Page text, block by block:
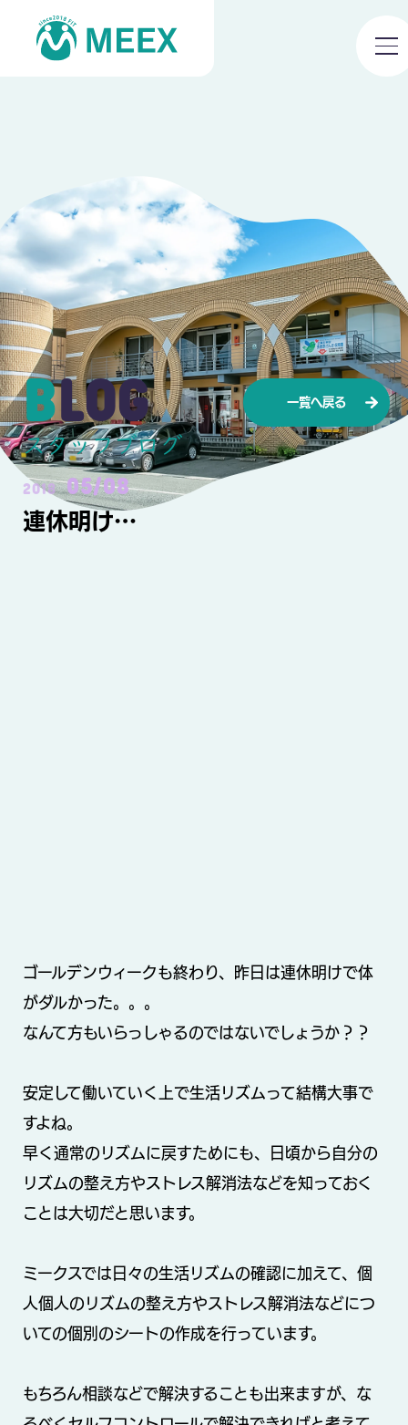
BLOG
スタッフブログ
一覧へ戻る
2018 05/08
連休明け…
ゴールデンウィークも終わり、昨日は連休明けで体
がダルかった。。。
なんて方もいらっしゃるのではないでしょうか？？
安定して働いていく上で生活リズムって結構大事で
すよね。
早く通常のリズムに戻すためにも、日頃から自分の
リズムの整え方やストレス解消法などを知っておく
ことは大切だと思います。
ミークスでは日々の生活リズムの確認に加えて、個
人個人のリズムの整え方やストレス解消法などにつ
いての個別のシートの作成を行っています。
もちろん相談などで解決することも出来ますが、な